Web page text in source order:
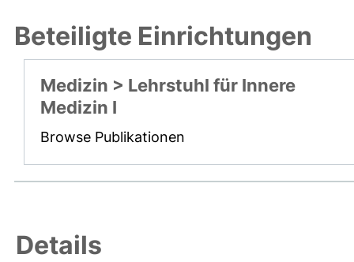
Beteiligte Einrichtungen
Medizin > Lehrstuhl für Innere
Medizin I
Browse Publikationen
Details